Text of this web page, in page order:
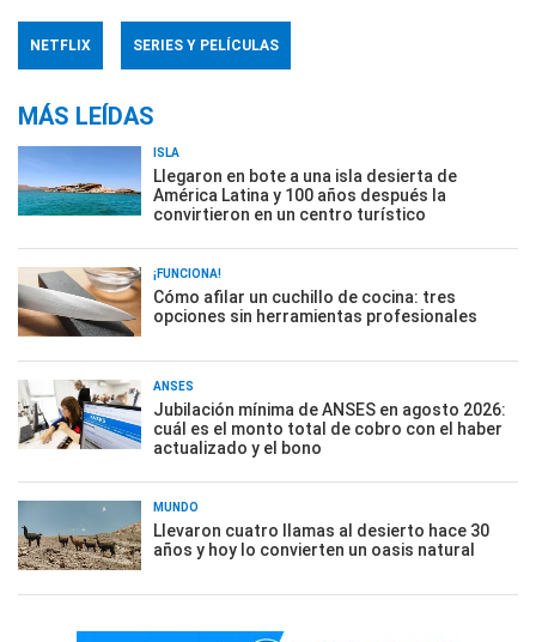
NETFLIX SERIES Y PELÍCULAS
MÁS LEÍDAS
ISLA
Llegaron en bote a una isla desierta de
América Latina y 100 años después la
convirtieron en un centro turístico
¡FUNCIONA!
Cómo afilar un cuchillo de cocina: tres
opciones sin herramientas profesionales
ANSES
Jubilación mínima de ANSES en agosto 2026:
cuál es el monto total de cobro con el haber
actualizado y el bono
MUNDO
Llevaron cuatro llamas al desierto hace 30
años y hoy lo convierten un oasis natural